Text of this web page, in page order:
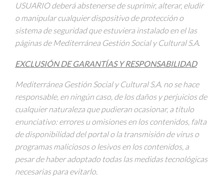
USUARIO deberá abstenerse de suprimir, alterar, eludir
o manipular cualquier dispositivo de protección o
sistema de seguridad que estuviera instalado en el las
páginas de Mediterránea Gestión Social y Cultural S.A.
EXCLUSIÓN DE GARANTÍAS Y RESPONSABILIDAD
Mediterránea Gestión Social y Cultural S.A. no se hace
responsable, en ningún caso, de los daños y perjuicios de
cualquier naturaleza que pudieran ocasionar, a título
enunciativo: errores u omisiones en los contenidos, falta
de disponibilidad del portal o la transmisión de virus o
programas maliciosos o lesivos en los contenidos, a
pesar de haber adoptado todas las medidas tecnológicas
necesarias para evitarlo.